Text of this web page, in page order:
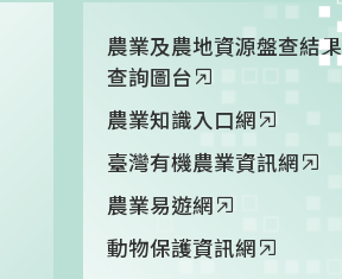
農業及農地資源盤查結果
查詢圖台
農業知識入口網
臺灣有機農業資訊網
農業易遊網
動物保護資訊網